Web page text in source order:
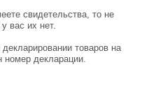
свидетельства, то не
вас их нет.
товаров на
номер декларации.